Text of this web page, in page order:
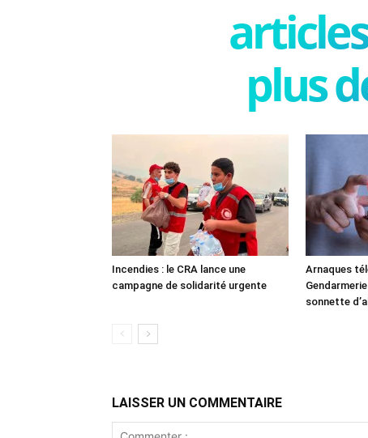
plus
Incendies : le CRA lance une
campagne de solidarité urgente
Arnaques
sonnette
LAISSER UN COMMENTAIRE